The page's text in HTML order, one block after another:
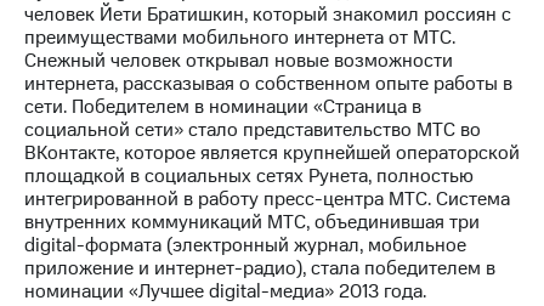
человек Йети Братишкин, который знакомил россиян с
преимуществами мобильного интернета от МТС.
Снежный человек открывал новые возможности
интернета, рассказывая о собственном опыте работы в
сети. Победителем в номинации «Страница в
социальной сети» стало представительство МТС во
ВКонтакте, которое является крупнейшей операторской
площадкой в социальных сетях Рунета, полностью
интегрированной в работу пресс-центра МТС. Система
внутренних коммуникаций МТС, объединившая три
digital-формата (электронный журнал, мобильное
приложение и интернет-радио), стала победителем в
номинации «Лучшее digital-медиа» 2013 года.